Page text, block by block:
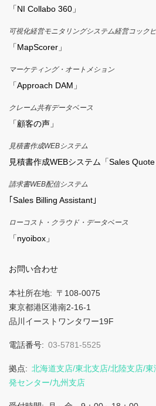
「NI Collabo 360」
可視化経営モニタリングシステム経営コック
「MapScorer」
マーケティング・オートメション
「Approach DAM」
クレーム共有データベース
「顧客の声」
見積書作成WEBシステム
見積書作成WEBシステム「Sales Quote
請求書WEB配信システム
｢Sales Billing Assistant｣
ローコスト・クラウド・データベース
「nyoibox」
お問い合わせ
本社所在地
〒108-0075
東京都港区港南2-16-1
品川イーストワンタワー19F
電話番号 03-5781-5525
拠点
北海道支店/東北支店/北陸支店/
発センター/九州支店